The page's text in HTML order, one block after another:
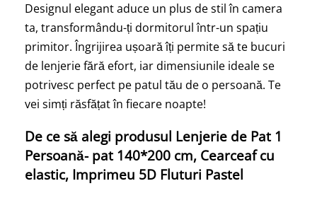
Designul elegant aduce un plus de stil în camera
ta, transformându-ți dormitorul într-un spațiu
primitor. Îngrijirea ușoară îți permite să te bucuri
de lenjerie fără efort, iar dimensiunile ideale se
potrivesc perfect pe patul tău de o persoană. Te
vei simți răsfățat în fiecare noapte!
De ce să alegi produsul Lenjerie de Pat 1
Persoană- pat 140*200 cm, Cearceaf cu
elastic, Imprimeu 5D Fluturi Pastel